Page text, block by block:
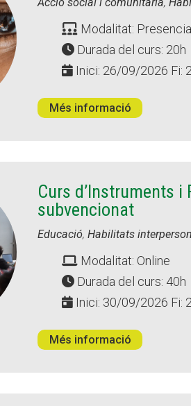
Modalitat: Presencial
Durada del curs: 20h
Inici: 26/09/2026 Fi:
Més informació
Curs d’Instruments
subvencionat
Educació,Habilitats
Modalitat: Online
Durada del curs: 40h
Inici: 30/09/2026 Fi:
Més informació